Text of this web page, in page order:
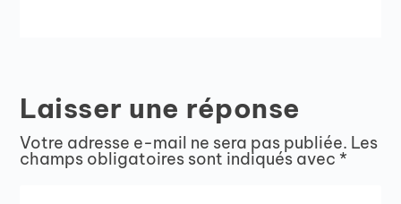
Laisser une réponse
Votre adresse e-mail ne sera pas publiée. Les
champs obligatoires sont indiqués avec *